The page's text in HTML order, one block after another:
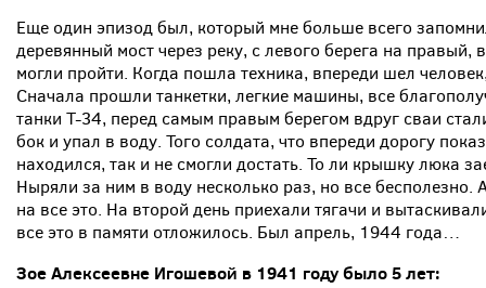
Еще один эпизод был, который мне больше всего
деревянный мост через реку, с левого берега на правый,
могли пройти. Когда пошла техника, впереди шел
Сначала прошли танкетки, легкие машины, все
танки Т-34, перед самым правым берегом вдруг сваи
бок и упал в воду. Того солдата, что впереди дорогу
находился, так и не смогли достать. То ли крышку люка
Ныряли за ним в воду несколько раз, но все
на все это. На второй день приехали тягачи и
все это в памяти отложилось. Был апрель, 1944 года…
Зое Алексеевне Игошевой в 1941 году было 5 лет: